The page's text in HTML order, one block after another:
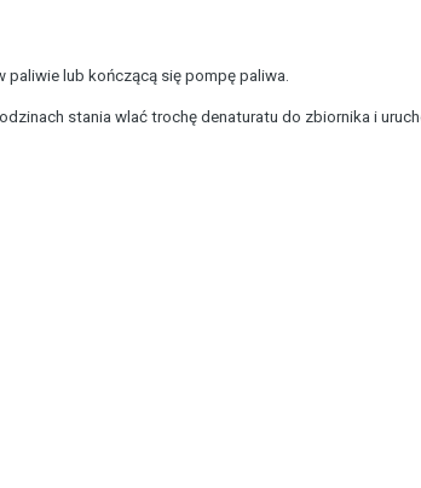
lub kończącą się pompę paliwa.
stania wlać trochę denaturatu do zbiornika i